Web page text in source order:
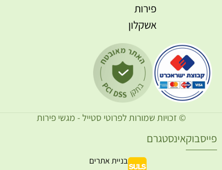
פירות
אשקלון
© זכויות שמורות לפרוטי סטייל - מגשי פירות
בניית אתרים
אינסטגרם